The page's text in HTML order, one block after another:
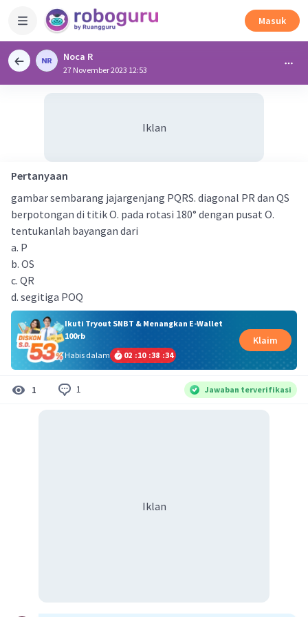
Masuk
Noca R
27 November 2023 12:53
Iklan
Pertanyaan
gambar sembarang jajargenjang PQRS. diagonal PR dan QS
berpotongan di titik O. pada rotasi 180° dengan pusat O.
tentukanlah bayangan dari
a. P
b. OS
c. QR
d. segitiga POQ
Ikuti Tryout SNBT & Menangkan E-Wallet
100rb
Habis dalam
02 :10 :38 :33
Klaim
1 1 Jawaban terverifikasi
Iklan